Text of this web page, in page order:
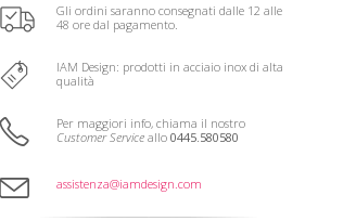
Gli ordini saranno consegnati dalle 12 alle
48 ore dal pagamento.
IAM Design: prodotti in acciaio inox di alta
qualità
Per maggiori info, chiama il nostro
Customer Service allo0445.580580
assistenza@iamdesign.com